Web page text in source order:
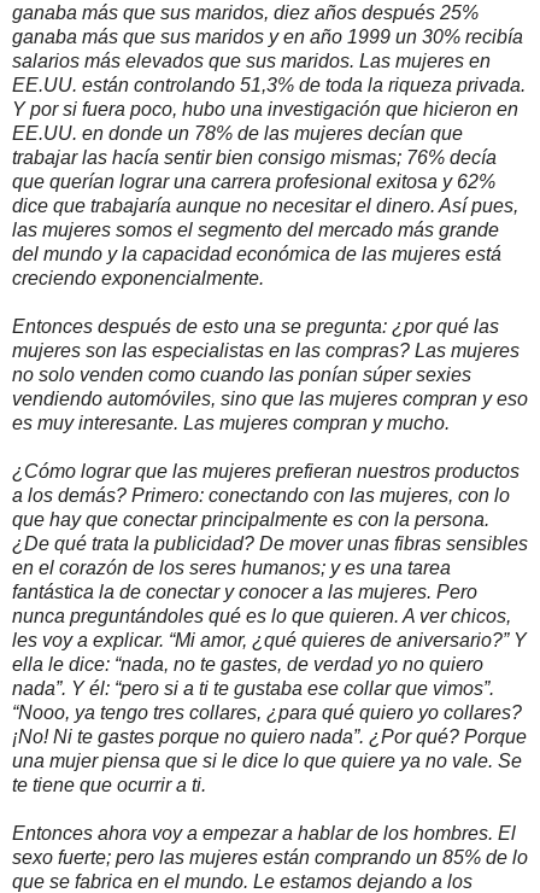
ganaba más que sus maridos, diez años después 25%
ganaba más que sus maridos y en año 1999 un 30% recibía
salarios más elevados que sus maridos. Las mujeres en
EE.UU. están controlando 51,3% de toda la riqueza privada.
Y por si fuera poco, hubo una investigación que hicieron en
EE.UU. en donde un 78% de las mujeres decían que
trabajar las hacía sentir bien consigo mismas; 76% decía
que querían lograr una carrera profesional exitosa y 62%
dice que trabajaría aunque no necesitar el dinero. Así pues,
las mujeres somos el segmento del mercado más grande
del mundo y la capacidad económica de las mujeres está
creciendo exponencialmente.
Entonces después de esto una se pregunta: ¿por qué las
mujeres son las especialistas en las compras? Las mujeres
no solo venden como cuando las ponían súper sexies
vendiendo automóviles, sino que las mujeres compran y eso
es muy interesante. Las mujeres compran y mucho.
¿Cómo lograr que las mujeres prefieran nuestros productos
a los demás? Primero: conectando con las mujeres, con lo
que hay que conectar principalmente es con la persona.
¿De qué trata la publicidad? De mover unas fibras sensibles
en el corazón de los seres humanos; y es una tarea
fantástica la de conectar y conocer a las mujeres. Pero
nunca preguntándoles qué es lo que quieren. A ver chicos,
les voy a explicar. “Mi amor, ¿qué quieres de aniversario?” Y
ella le dice: “nada, no te gastes, de verdad yo no quiero
nada”. Y él: “pero si a ti te gustaba ese collar que vimos”.
“Nooo, ya tengo tres collares, ¿para qué quiero yo collares?
¡No! Ni te gastes porque no quiero nada”. ¿Por qué? Porque
una mujer piensa que si le dice lo que quiere ya no vale. Se
te tiene que ocurrir a ti.
Entonces ahora voy a empezar a hablar de los hombres. El
sexo fuerte; pero las mujeres están comprando un 85% de lo
que se fabrica en el mundo. Le estamos dejando a los